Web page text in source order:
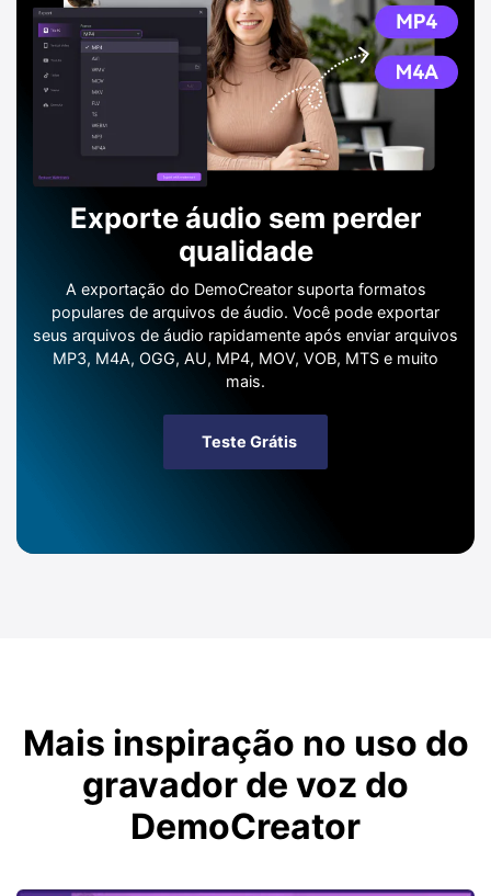
Exporte áudio sem perder
qualidade
A exportação do DemoCreator suporta formatos
populares de arquivos de áudio. Você pode exportar
seus arquivos de áudio rapidamente após enviar arquivos
MP3, M4A, OGG, AU, MP4, MOV, VOB, MTS e muito
mais.
Teste Grátis
Mais inspiração no uso do
gravador de voz do
DemoCreator